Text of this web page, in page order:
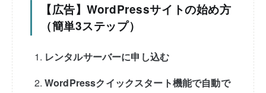
【広告】WordPressサイトの始め方
（簡単3ステップ）
レンタルサーバーに申し込む
WordPressクイックスタート機能で自動で